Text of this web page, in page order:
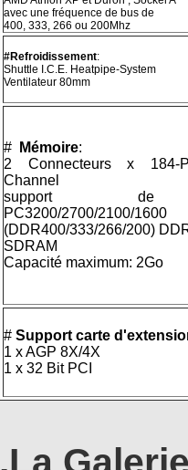
avec une fréquence de bus de
400, 333, 266 ou 200Mhz
#Refroidissement:
Shuttle I.C.E. Heatpipe-System
Ventilateur 80mm
# Mémoire:
2 Connecteurs x 184-
Channel
support
PC3200/2700/2100/1600
(DDR400/333/266/200)
SDRAM
Capacité maximum: 2Go
# Support carte
1 x AGP 8X/4X
1 x 32 Bit PCI